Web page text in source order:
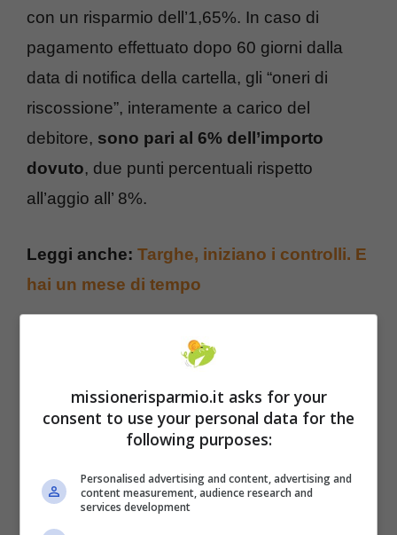
con un risparmio dell’1,65%. In caso di
pagamento effettuato dopo 60 giorni dalla
data di notifica della cartella, gli “oneri di
riscossione”, interamente a carico del
debitore, sono pari al 6% dell’importo
dovuto, due punti percentuali rispetto
all’aggio all’ 8%.
Leggi anche: Targhe, iniziano i controlli. E
hai un mese di tempo
missionerisparmio.it asks for your
consent to use your personal data for the
following purposes:
Personalised advertising and content, advertising and
content measurement, audience research and
services development